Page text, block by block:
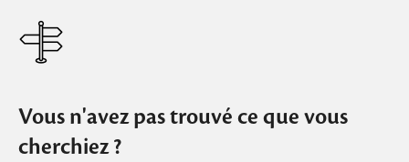
Vous n'avez pas trouvé ce que vous
cherchiez ?